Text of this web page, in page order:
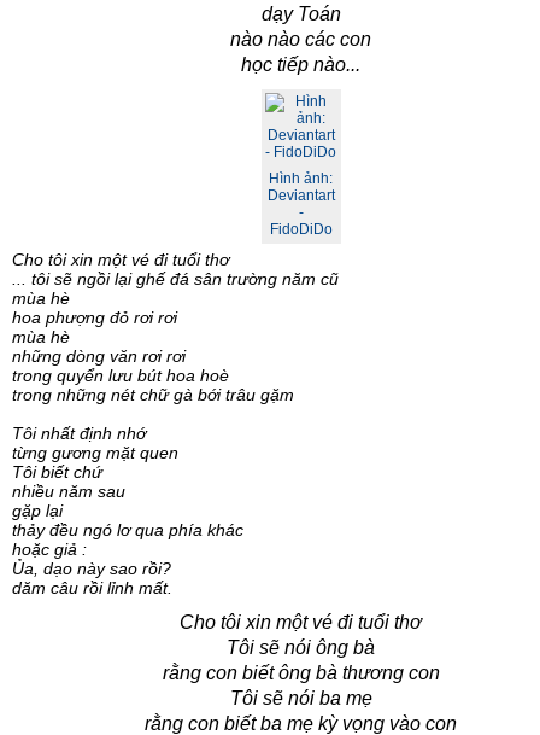
dạy Toán
nào nào các con
học tiếp nào...
Hình ảnh:
Deviantart
-
FidoDiDo
Cho tôi xin một vé đi tuổi thơ
... tôi sẽ ngồi lại ghế đá sân trường năm cũ
mùa hè
hoa phượng đỏ rơi rơi
mùa hè
những dòng văn rơi rơi
trong quyển lưu bút hoa hoè
trong những nét chữ gà bới trâu gặm
Tôi nhất định nhớ
từng gương mặt quen
Tôi biết chứ
nhiều năm sau
gặp lại
thảy đều ngó lơ qua phía khác
hoặc giả :
Ủa, dạo này sao rồi?
dăm câu rồi lỉnh mất.
Cho tôi xin một vé đi tuổi thơ
Tôi sẽ nói ông bà
rằng con biết ông bà thương con
Tôi sẽ nói ba mẹ
rằng con biết ba mẹ kỳ vọng vào con